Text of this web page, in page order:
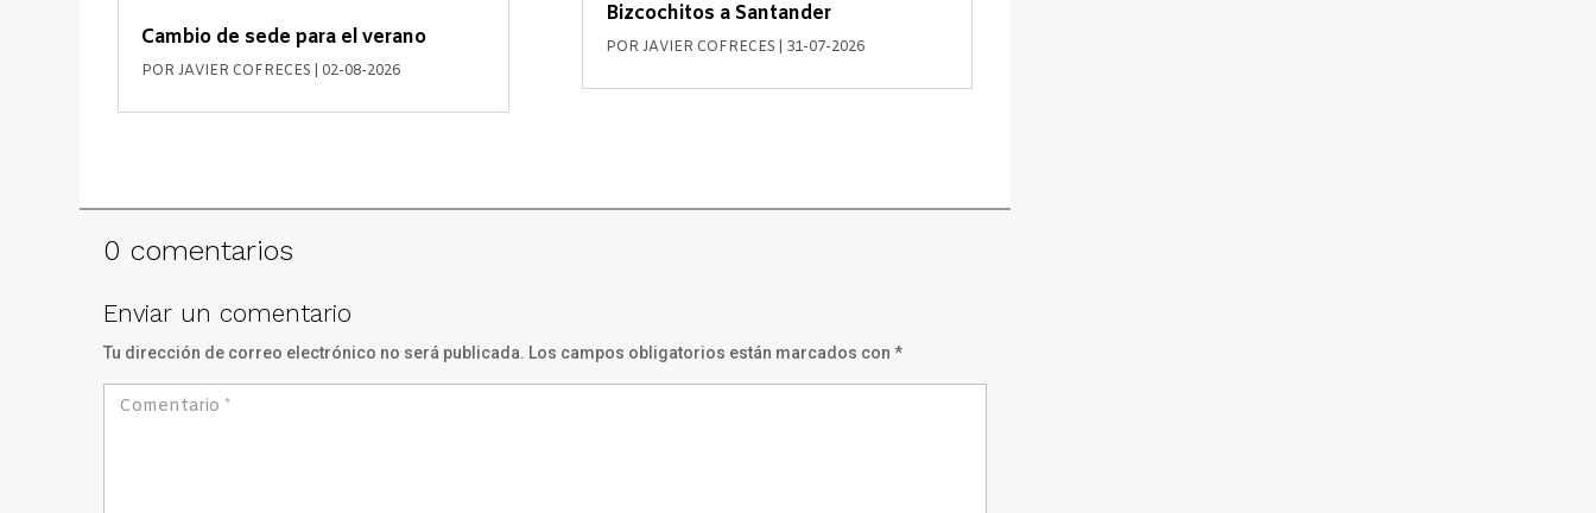
Cambio de sede para el verano
PORJAVIER COFRECES 02-08-2026
Bizcochitos a Santander
POR JAVIER COFRECES 31-07-2026
0 comentarios
Enviar un comentario
Tu dirección de correo electrónico no será publicada. Los campos obligatorios están marcados con*